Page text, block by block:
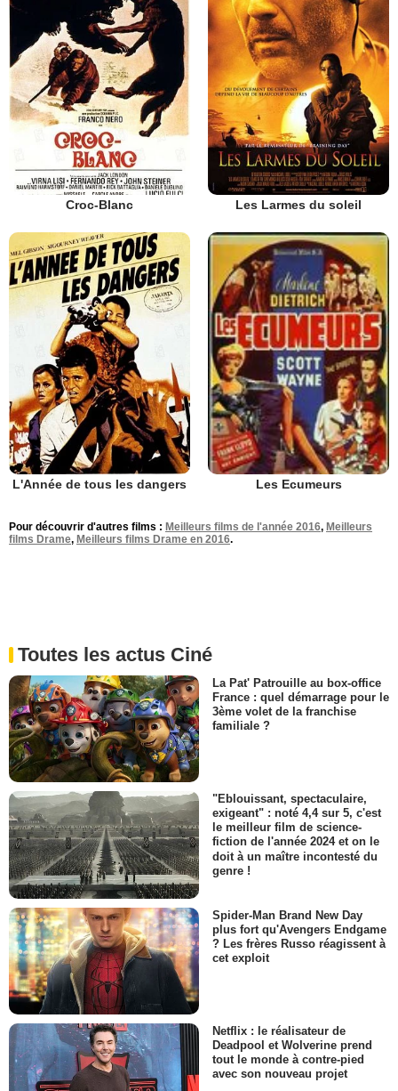
Croc-Blanc Les Larmes du soleil
L'Année de tous les dangers Les Ecumeurs
Pour découvrir d'autres films : Meilleurs films de l'année 2016, Meilleurs
films Drame, Meilleurs films Drame en 2016.
Toutes les actus Ciné
La Pat' Patrouille au box-office
France : quel démarrage pour le
3ème volet de la franchise
familiale ?
"Eblouissant, spectaculaire,
exigeant" : noté 4,4 sur 5, c'est
le meilleur film de science-
fiction de l'année 2024 et on le
doit à un maître incontesté du
genre !
Spider-Man Brand New Day
plus fort qu'Avengers Endgame
? Les frères Russo réagissent à
cet exploit
Netflix : le réalisateur de
Deadpool et Wolverine prend
tout le monde à contre-pied
avec son nouveau projet